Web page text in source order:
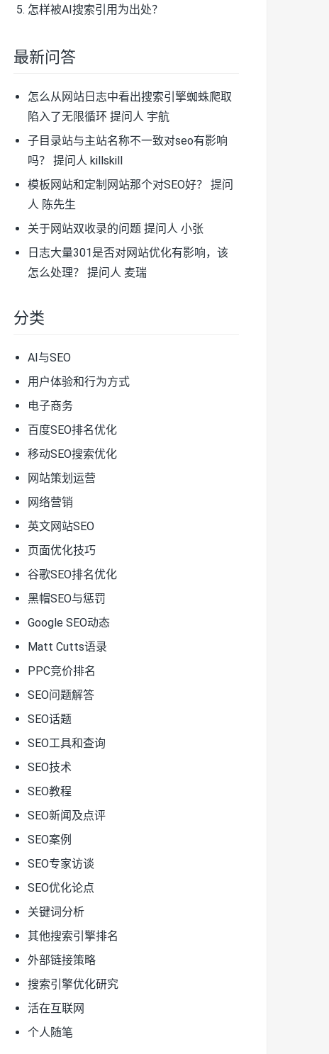
怎样被AI搜索引用为出处？
最新问答
怎么从网站日志中看出搜索引擎蜘蛛爬取
陷入了无限循环 提问人 宇航
子目录站与主站名称不一致对seo有影响
吗？
提问人 killskill
模板网站和定制网站那个对SEO好？
提问
人 陈先生
关于网站双收录的问题提问人 小张
日志大量301是否对网站优化有影响，该
怎么处理？
提问人 麦瑞
分类
AI与SEO
用户体验和行为方式
电子商务
百度SEO排名优化
移动SEO搜索优化
网站策划运营
网络营销
英文网站SEO
页面优化技巧
谷歌SEO排名优化
黑帽SEO与惩罚
Google SEO动态
Matt Cutts语录
PPC竞价排名
SEO问题解答
SEO话题
SEO工具和查询
SEO技术
SEO教程
SEO新闻及点评
SEO案例
SEO专家访谈
SEO优化论点
关键词分析
其他搜索引擎排名
外部链接策略
搜索引擎优化研究
活在互联网
个人随笔